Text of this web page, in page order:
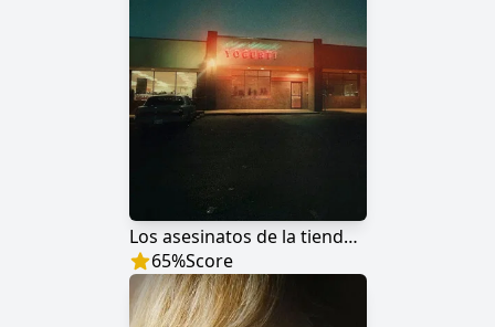
Los asesinatos de la tienda de yogur
65%Score